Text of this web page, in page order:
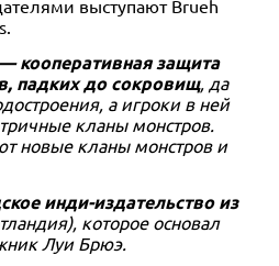
Pathfinder. НРИ. Вторая
Купить
выступают Brueh
кооперативная защита
падких до сокровищ, да
а игроки в ней
кланы монстров.
новые кланы монстров и
инди-издательство из
которое основал
Луи Брюэ.